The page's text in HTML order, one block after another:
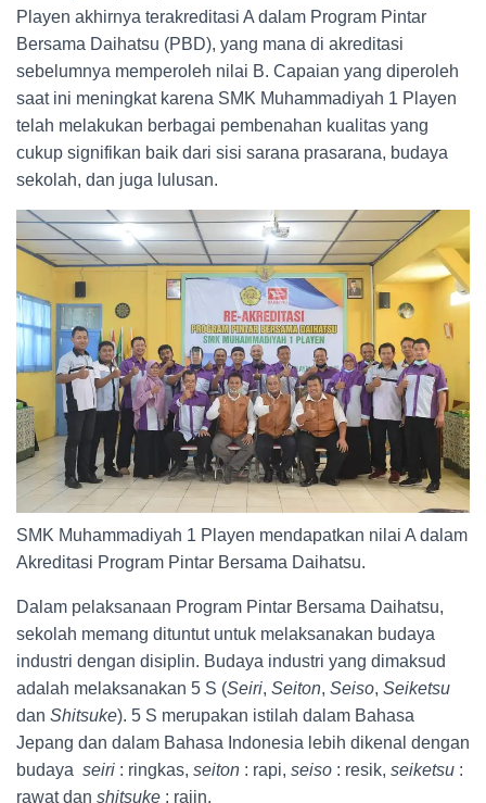
Playen akhirnya terakreditasi A dalam Program Pintar
Bersama Daihatsu (PBD), yang mana di akreditasi
sebelumnya memperoleh nilai B. Capaian yang diperoleh
saat ini meningkat karena SMK Muhammadiyah 1 Playen
telah melakukan berbagai pembenahan kualitas yang
cukup signifikan baik dari sisi sarana prasarana, budaya
sekolah, dan juga lulusan.
SMK Muhammadiyah 1 Playen mendapatkan nilai A dalam
Akreditasi Program Pintar Bersama Daihatsu.
Dalam pelaksanaan Program Pintar Bersama Daihatsu,
sekolah memang dituntut untuk melaksanakan budaya
industri dengan disiplin. Budaya industri yang dimaksud
adalah melaksanakan 5 S (Seiri, Seiton, Seiso, Seiketsu
dan Shitsuke). 5 S merupakan istilah dalam Bahasa
Jepang dan dalam Bahasa Indonesia lebih dikenal dengan
budaya seiri : ringkas, seiton : rapi, seiso : resik, seiketsu :
rawat dan shitsuke : rajin.